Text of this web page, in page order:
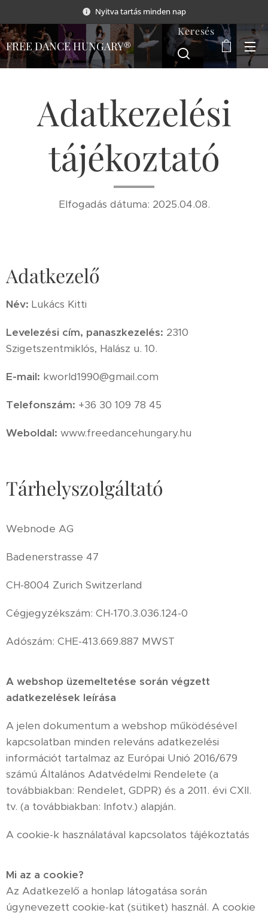
Nyitva tartás minden nap
FREE DANCE HUNGARY®
Keresés
Adatkezelési
tájékoztató
Elfogadás dátuma: 2025.04.08.
Adatkezelő
Név: Lukács Kitti
Levelezési cím, panaszkezelés: 2310
Szigetszentmiklós, Halász u. 10.
E-mail: kworld1990@gmail.com
Telefonszám: +36 30 109 78 45
Weboldal: www.freedancehungary.hu
Tárhelyszolgáltató
Webnode AG
Badenerstrasse 47
CH-8004 Zurich Switzerland
Cégjegyzékszám: CH-170.3.036.124-0
Adószám: CHE-413.669.887 MWST
A webshop üzemeltetése során végzett
adatkezelések leírása
A jelen dokumentum a webshop működésével
kapcsolatban minden releváns adatkezelési
információt tartalmaz az Európai Unió 2016/679
számú Általános Adatvédelmi Rendelete (a
továbbiakban: Rendelet, GDPR) és a 2011. évi CXII.
tv. (a továbbiakban: Infotv.) alapján.
A cookie-k használatával kapcsolatos tájékoztatás
Mi az a cookie?
Az Adatkezelő a honlap látogatása során
úgynevezett cookie-kat (sütiket) használ. A cookie